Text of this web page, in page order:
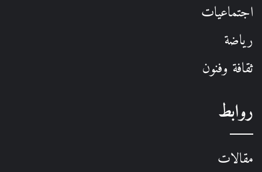
اجتماعيات
رياضة
ثقافة وفنون
روابط
مقالات